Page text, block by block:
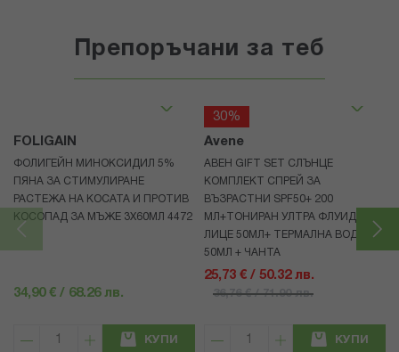
Препоръчани за теб
FOLIGAIN
ФОЛИГЕЙН МИНОКСИДИЛ 5%
ПЯНА ЗА СТИМУЛИРАНЕ
РАСТЕЖА НА КОСАТА И ПРОТИВ
КОСОПАД ЗА МЪЖЕ 3X60МЛ 4472
34,90 € / 68.26 лв.
КУПИ
30%
Avene
АВЕН GIFT SET СЛЪНЦЕ
КОМПЛЕКТ СПРЕЙ ЗА
ВЪЗРАСТНИ SPF50+ 200
МЛ+ТОНИРАН УЛТРА ФЛУИД ЗА
ЛИЦЕ 50МЛ+ ТЕРМАЛНА ВОДА
50МЛ + ЧАНТА
25,73 € / 50.32 лв.
36,76 € / 71.90 лв.
КУПИ